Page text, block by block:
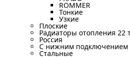
ROMMER
Тонкие
Узкие
Плоские
Радиаторы отопления 22
Россия
С нижним подключением
Стальные
ROMMER
Тонкие
Узкие
Плоские
Радиаторы отопления 22
Россия
С нижним подключением
Стальные